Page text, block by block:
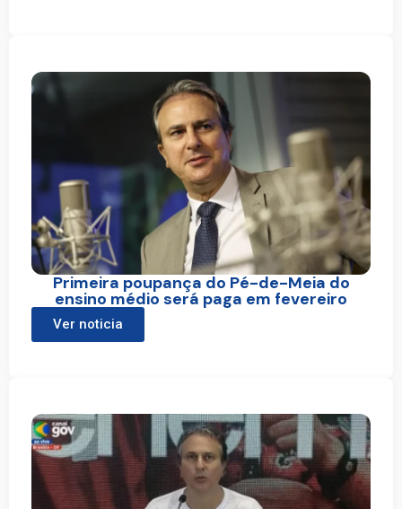
Primeira poupança do Pé-de-Meia do
ensino médio será paga em fevereiro
Ver noticia